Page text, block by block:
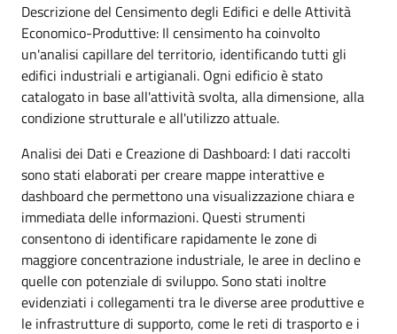
Descrizione del Censimento degli Edifici e delle Attività
Economico-Produttive: Il censimento ha coinvolto
un'analisi capillare del territorio, identificando tutti gli
edifici industriali e artigianali. Ogni edificio è stato
catalogato in base all'attività svolta, alla dimensione, alla
condizione strutturale e all'utilizzo attuale.
Analisi dei Dati e Creazione di Dashboard: I dati raccolti
sono stati elaborati per creare mappe interattive e
dashboard che permettono una visualizzazione chiara e
immediata delle informazioni. Questi strumenti
consentono di identificare rapidamente le zone di
maggiore concentrazione industriale, le aree in declino e
quelle con potenziale di sviluppo. Sono stati inoltre
evidenziati i collegamenti tra le diverse aree produttive e
le infrastrutture di supporto, come le reti di trasporto e i